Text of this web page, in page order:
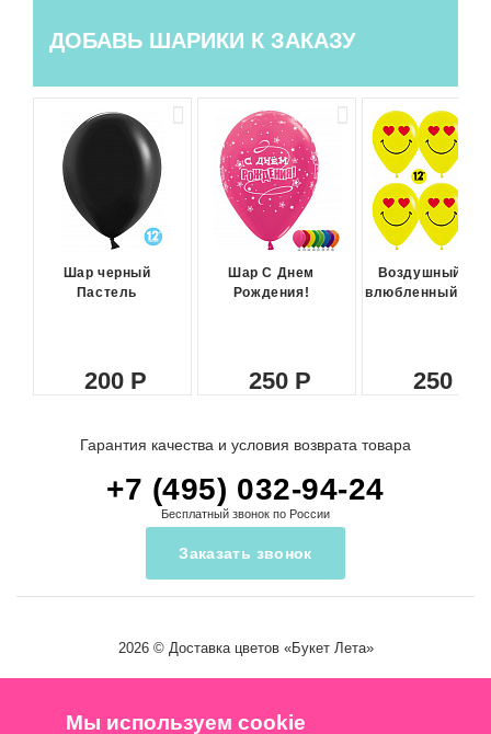
ДОБАВЬ ШАРИКИ К ЗАКАЗУ
Шар черный
Пастель
200
Шар С Днем
Рождения!
250
Воздушный
влюбленный
250
Гарантия качества и условия возврата товара
+7 (495) 032-94-24
Бесплатный звонок по России
Заказать звонок
2026 © Доставка цветов«Букет Лета»
Мы используем cookie